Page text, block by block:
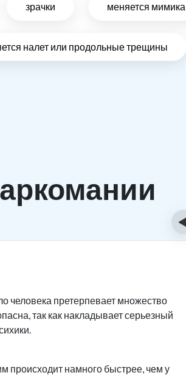
зрачки меняется мимика
налет или продольные трещины
человека претерпевает множество
так как накладывает серьезный
происходит намного быстрее, чем у
‹